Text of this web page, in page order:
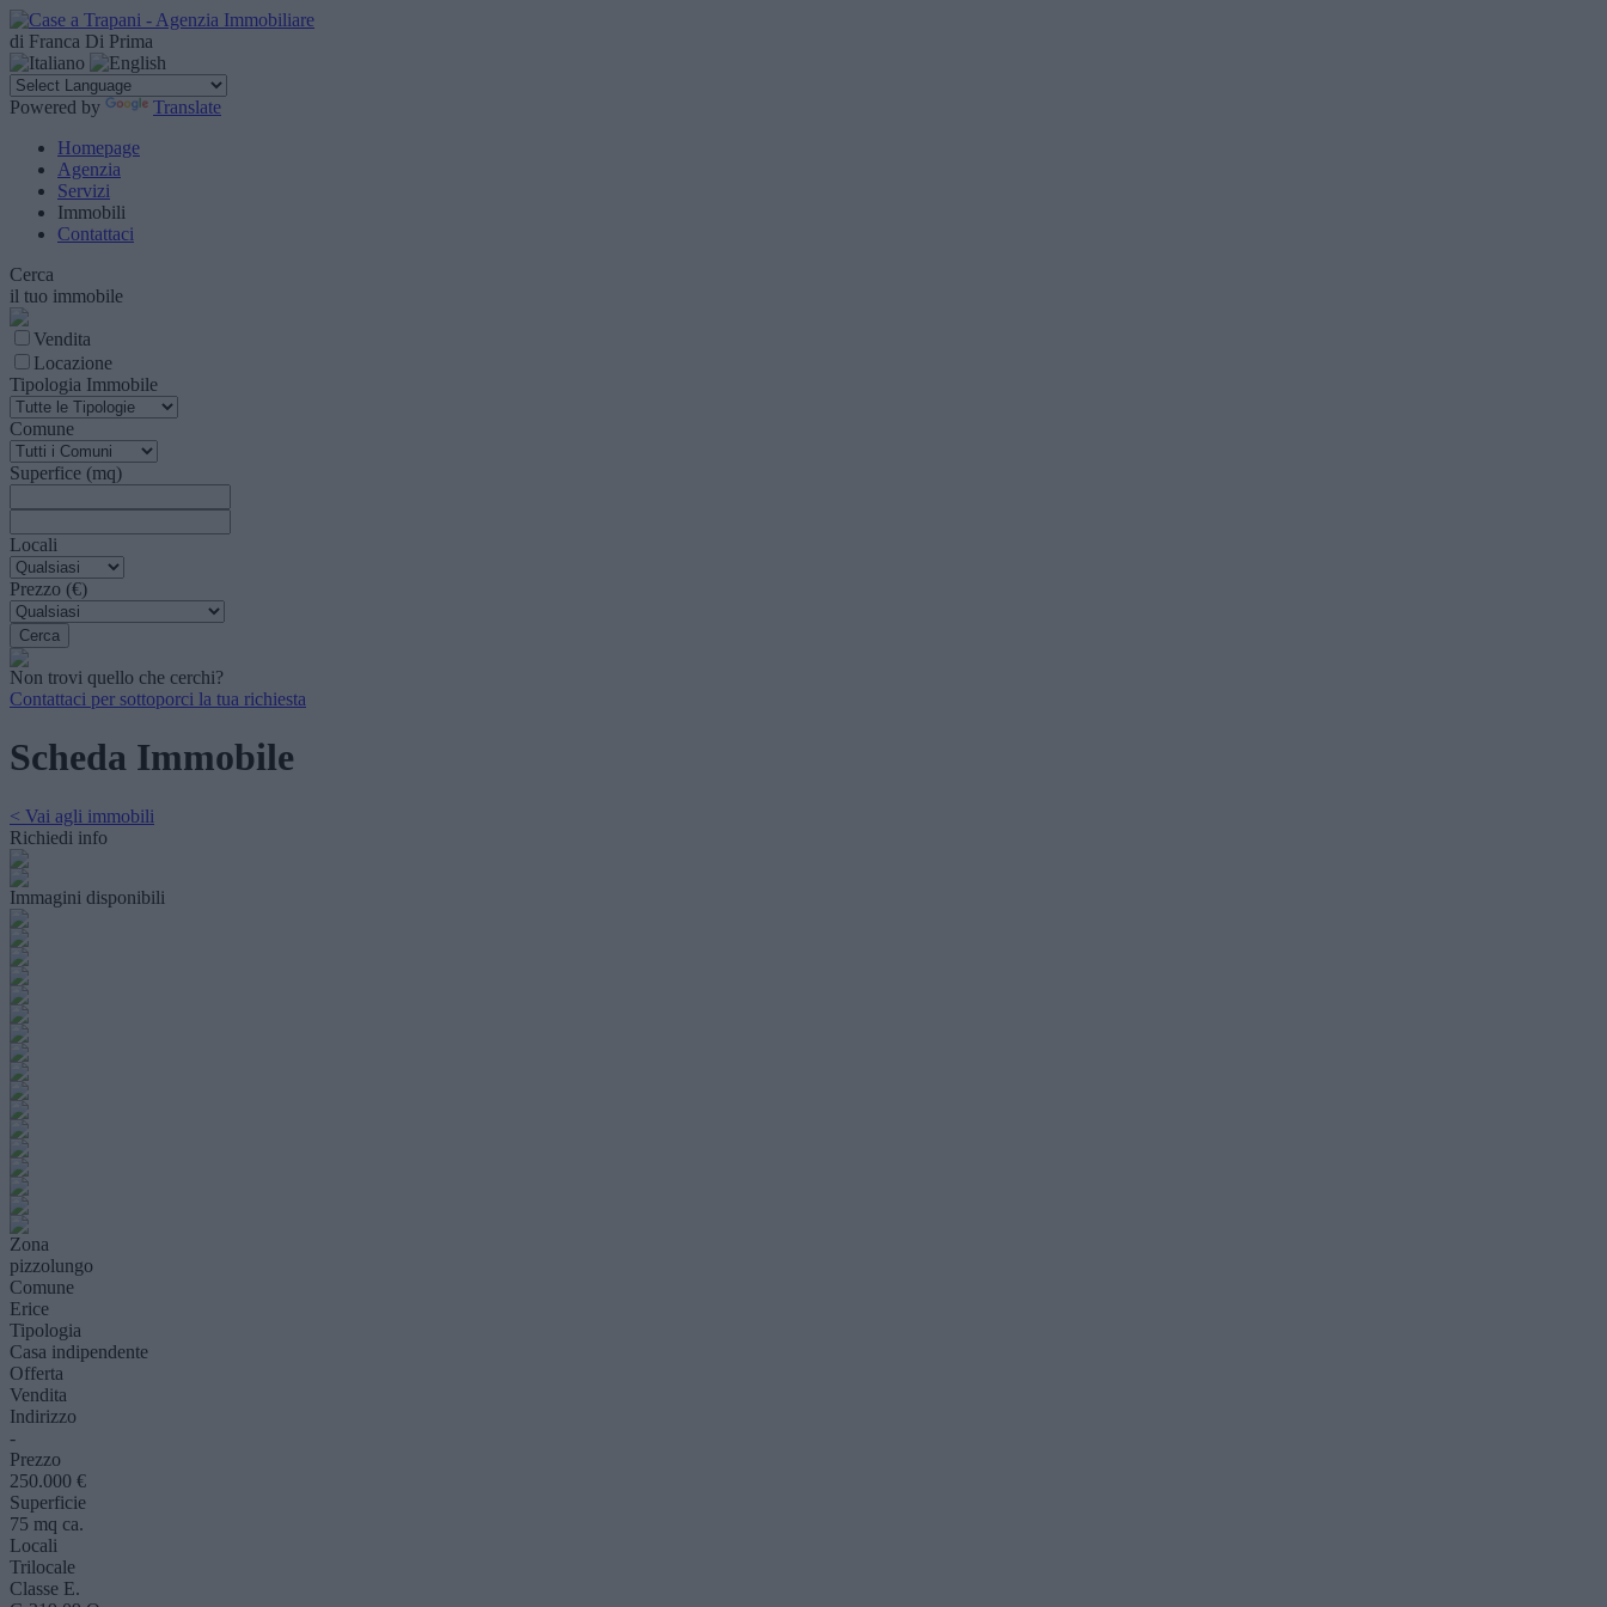
di Franca Di Prima
Powered by
Translate
Homepage
Agenzia
Servizi
Immobili
Contattaci
Cerca
il tuo immobile
Vendita
Locazione
Tipologia Immobile
Comune
Superfice (mq)
Locali
Prezzo (€)
Non trovi quello che cerchi?
Contattaci per sottoporci la tua richiesta
Scheda Immobile
< Vai agli immobili
Richiedi info
Immagini disponibili
Zona
pizzolungo
Comune
Erice
Tipologia
Casa indipendente
Offerta
Vendita
Indirizzo
-
Prezzo
250.000 €
Superficie
75 mq ca.
Locali
Trilocale
Classe E.